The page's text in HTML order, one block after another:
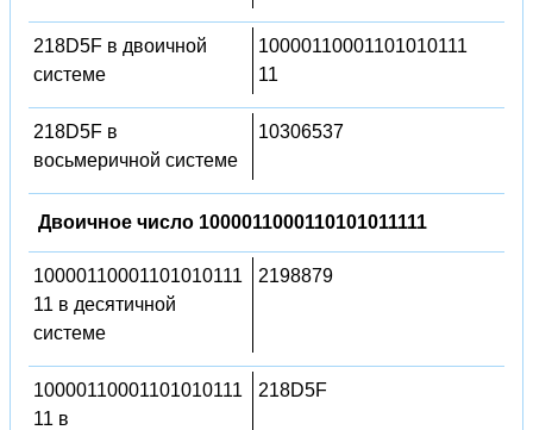
218D5F в двоичной
системе
10000110001101010111
11
218D5F в
восьмеричной системе
10306537
Двоичное число 1000011000110101011111
10000110001101010111
11 в десятичной
системе
2198879
10000110001101010111
11 в
218D5F